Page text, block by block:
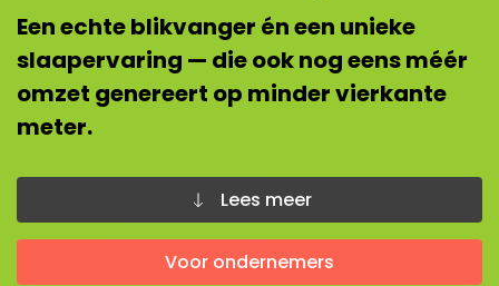
Een echte blikvanger én een unieke
slaapervaring — die ook nog eens méér
omzet genereert op minder vierkante
meter.
Lees meer
Voor ondernemers